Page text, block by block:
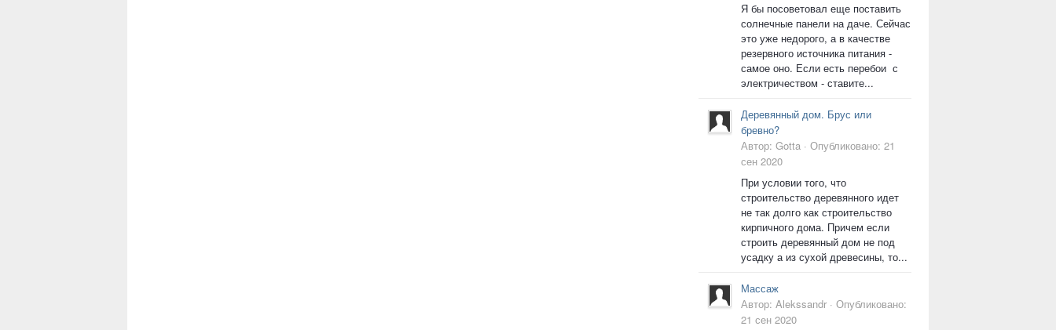
Я бы посоветовал еще поставить
солнечные панели на даче. Сейчас
это уже недорого, а в качестве
резервного источника питания -
самое оно. Если есть перебои с
электричеством - ставите...
Деревянный дом. Брус или
бревно?
Автор: Gotta · Опубликовано: 21
сен 2020
При условии того, что
строительство деревянного идет
не так долго как строительство
кирпичного дома. Причем если
строить деревянный дом не под
усадку а из сухой древесины, то...
Массаж
Автор: Alekssandr · Опубликовано:
21 сен 2020